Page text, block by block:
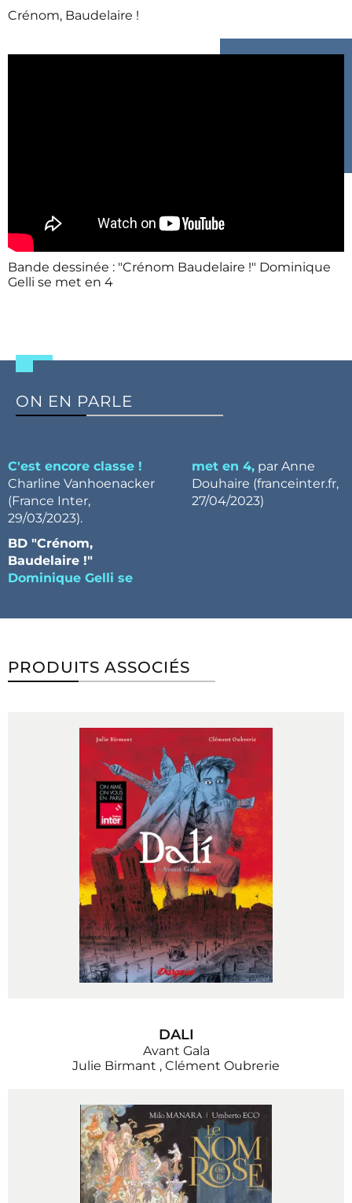
Crénom, Baudelaire !
Bande dessinée : "Crénom Baudelaire !" Dominique
Gelli se met en 4
ON EN PARLE
C'est encore classe !
Charline Vanhoenacker
(France Inter,
29/03/2023).
BD "Crénom,
Baudelaire !"
Dominique Gelli se
met en 4, par Anne
Douhaire (franceinter.fr,
27/04/2023)
PRODUITS ASSOCIÉS
DALI
Avant Gala
Julie Birmant , Clément Oubrerie